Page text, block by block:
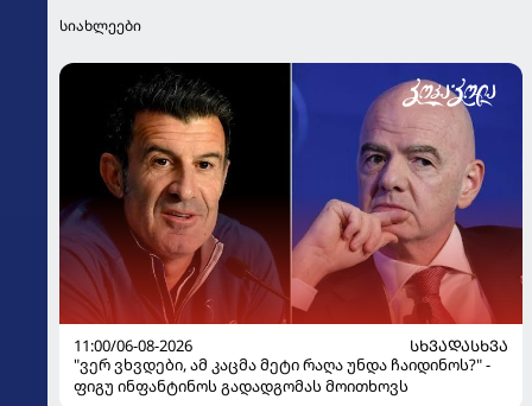
სიახლეები
11:00/06-08-2026
ᲡᲮᲕᲐᲓᲐᲡᲮᲕᲐ
"ვერ ვხვდები, ამ კაცმა მეტი რაღა უნდა ჩაიდინოს?" -
ფიგუ ინფანტინოს გადადგომას მოითხოვს